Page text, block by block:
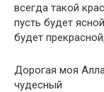
всегда такой
пусть будет
будет
Дорогая моя
чудесный